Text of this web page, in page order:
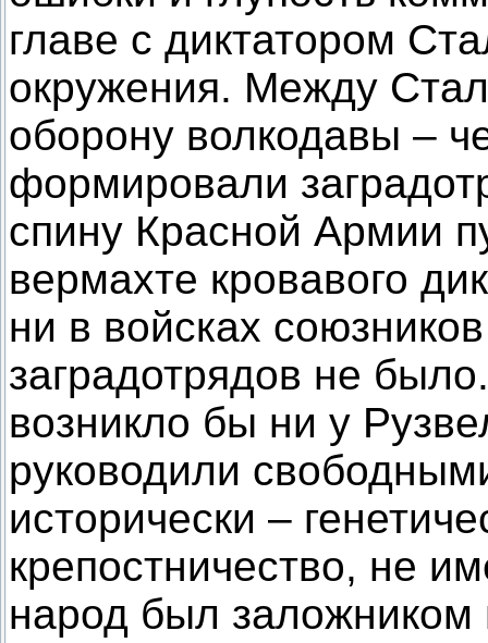
главе с диктатором
окружения. Между
оборону волкодавы –
формировали
спину Красной Армии
вермахте кровавого
ни в войсках
заградотрядов не
возникло бы ни у
руководили
исторически –
крепостничество, не
народ был заложником